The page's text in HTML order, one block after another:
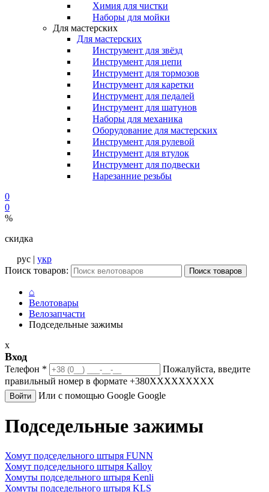
Химия для чистки
Наборы для мойки
Для мастерских
Для мастерских
Инструмент для звёзд
Инструмент для цепи
Инструмент для тормозов
Инструмент для каретки
Инструмент для педалей
Инструмент для шатунов
Наборы для механика
Оборудование для мастерских
Инструмент для рулевой
Инструмент для втулок
Инструмент для подвески
Нарезанние резьбы
0
0
%
скидка
рус | укр
Поиск товаров:
Поиск товаров
⌂
Велотовары
Велозапчасти
Подседельные зажимы
x
Вход
Телефон *
Пожалуйста, введите
правильный номер в формате +380XXXXXXXXX
Войти Или с помощью Google Google
Подседельные зажимы
Хомут подседельного штыря FUNN
Хомут подседельного штыря Kalloy
Хомуты подседельного штыря Kenli
Хомуты подседельного штыря KLS